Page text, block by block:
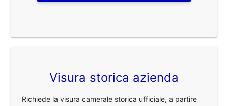
Visura storica azienda
Richiede la visura camerale storica ufficiale, a partire